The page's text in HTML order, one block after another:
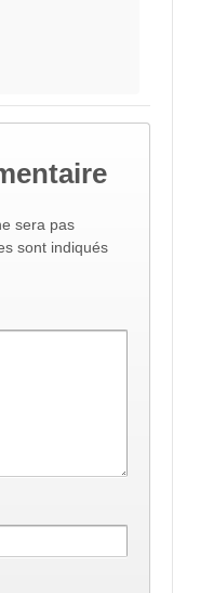
sera pas
sont indiqués